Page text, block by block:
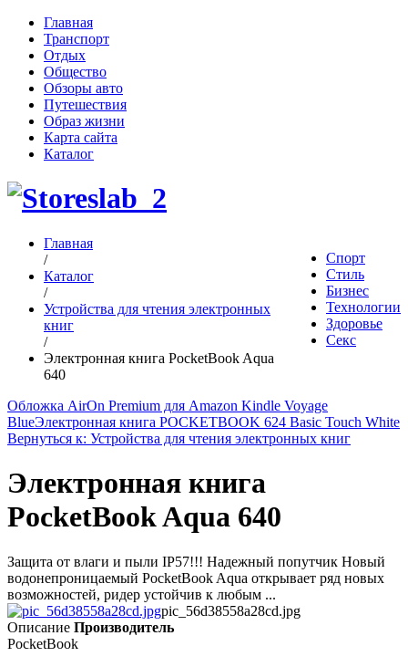
Главная
Транспорт
Отдых
Общество
Обзоры авто
Путешествия
Образ жизни
Карта сайта
Каталог
Спорт
Стиль
Бизнес
Технологии
Здоровье
Секс
Главная
/
Каталог
/
Устройства для чтения электронных
книг
/
Электронная книга PocketBook Aqua
640
Обложка AirOn Premium для Amazon Kindle Voyage
BlueЭлектронная книга POCKETBOOK 624 Basic Touch White
Вернуться к: Устройства для чтения электронных книг
Электронная книга
PocketBook Aqua 640
Защита от влаги и пыли IP57!!! Надежный попутчик Новый
водонепроницаемый PocketBook Aqua открывает ряд новых
возможностей, ридер устойчив к любым ...
pic_56d38558a28cd.jpg
Описание Производитель
PocketBook